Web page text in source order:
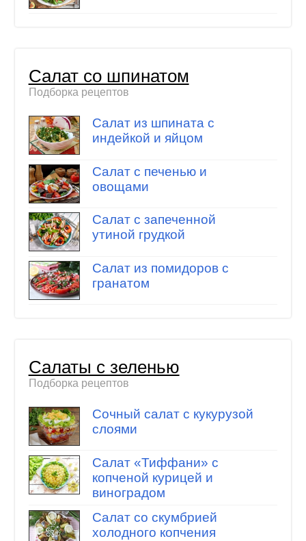
Салат со шпинатом
Подборка рецептов
Салат из шпината с
индейкой и яйцом
Салат с печенью и
овощами
Салат с запеченной
утиной грудкой
Салат из помидоров с
гранатом
Салаты с зеленью
Подборка рецептов
Сочный салат с кукурузой
слоями
Салат «Тиффани» с
копченой курицей и
виноградом
Салат со скумбрией
холодного копчения